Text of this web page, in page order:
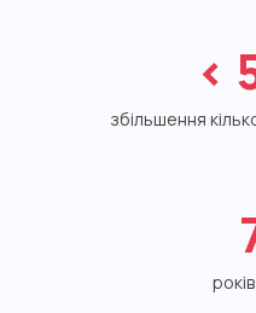
Додаткові
СПАМ-моніторинг
<
збільшення